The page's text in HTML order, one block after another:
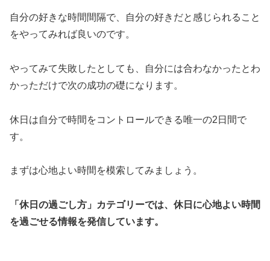
自分の好きな時間間隔で、自分の好きだと感じられること
をやってみれば良いのです。
やってみて失敗したとしても、自分には合わなかったとわ
かっただけで次の成功の礎になります。
休日は自分で時間をコントロールできる唯一の2日間で
す。
まずは心地よい時間を模索してみましょう。
「休日の過ごし方」カテゴリーでは、休日に心地よい時間
を過ごせる情報を発信しています。